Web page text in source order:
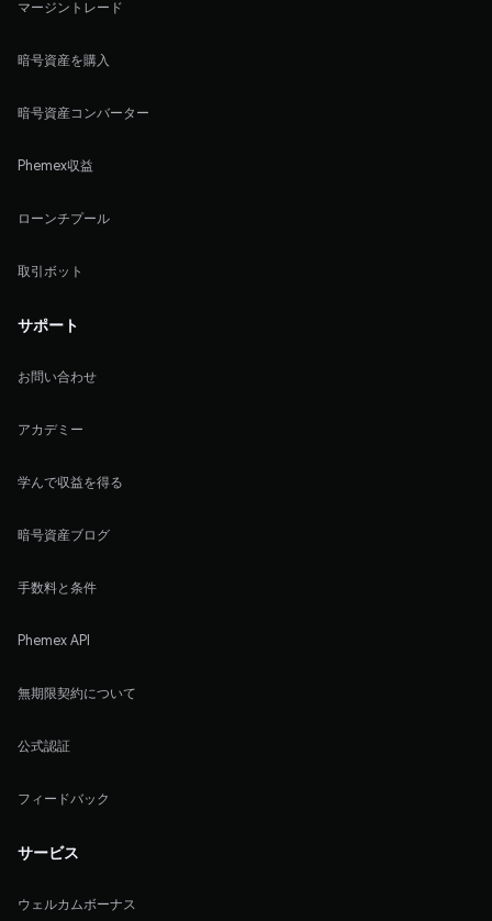
マージントレード
暗号資産を購入
暗号資産コンバーター
Phemex収益
ローンチプール
取引ボット
サポート
お問い合わせ
アカデミー
学んで収益を得る
暗号資産ブログ
手数料と条件
Phemex API
無期限契約について
公式認証
フィードバック
サービス
ウェルカムボーナス